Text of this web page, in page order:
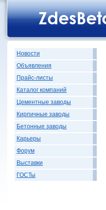
Новости
Объявления
Прайс-листы
Каталог компаний
Цементные заводы
Кирпичные заводы
Бетонные заводы
Карьеры
Форум
Выставки
ГОСТы